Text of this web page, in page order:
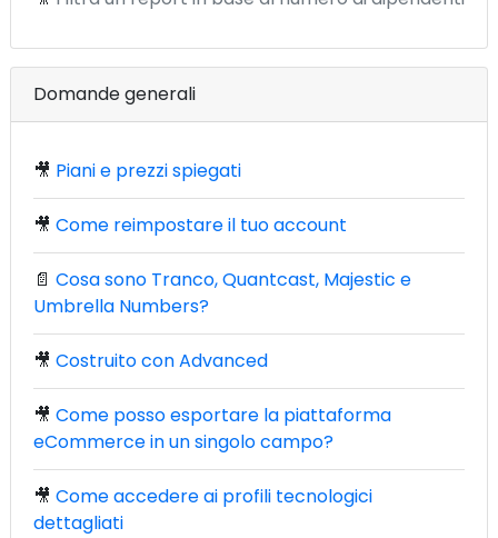
Domande generali
🎥 Piani e prezzi spiegati
🎥 Come reimpostare il tuo account
📄 Cosa sono Tranco, Quantcast, Majestic e
Umbrella Numbers?
🎥 Costruito con Advanced
🎥 Come posso esportare la piattaforma
eCommerce in un singolo campo?
🎥 Come accedere ai profili tecnologici
dettagliati